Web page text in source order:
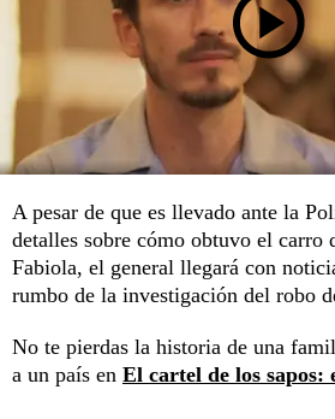
A pesar de que es llevado ante la
detalles sobre cómo obtuvo el carro
Fabiola, el general llegará con
rumbo de la investigación del robo
No te pierdas la historia de una
a un país en El cartel de los sapos: